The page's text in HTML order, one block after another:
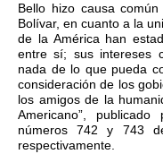
Bello hizo causa
Bolívar, en cuanto a la
de la América han
entre sí; sus intereses
nada de lo que pueda
consideración de los
los amigos de la
Americano”,
números 742 y 743
respectivamente.